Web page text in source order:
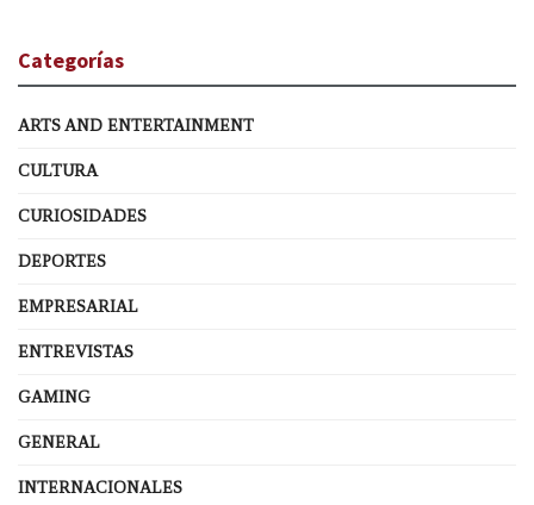
Categorías
ARTS AND ENTERTAINMENT
CULTURA
CURIOSIDADES
DEPORTES
EMPRESARIAL
ENTREVISTAS
GAMING
GENERAL
INTERNACIONALES